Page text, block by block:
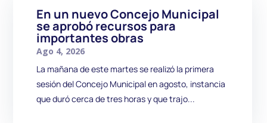
En un nuevo Concejo Municipal
se aprobó recursos para
importantes obras
Ago 4, 2026
La mañana de este martes se realizó la primera
sesión del Concejo Municipal en agosto, instancia
que duró cerca de tres horas y que trajo...